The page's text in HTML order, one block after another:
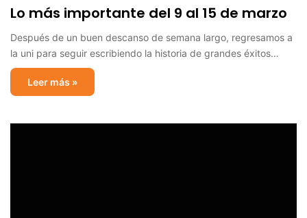
Lo más importante del 9 al 15 de marzo
Después de un buen descanso de semana largo, regresamos a
la uni para seguir escribiendo la historia de grandes éxitos…
Leer más »